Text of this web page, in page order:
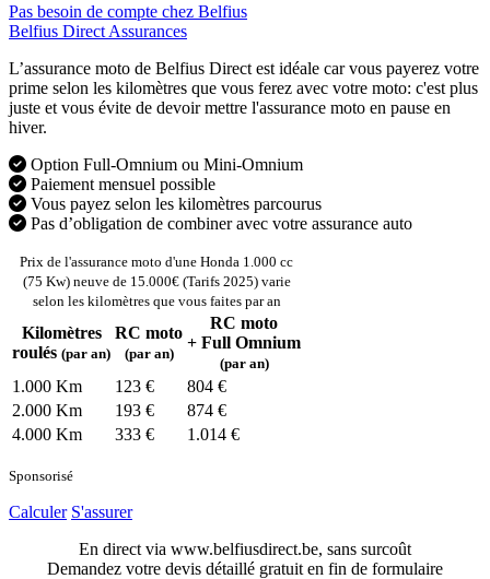
Pas besoin de compte chez Belfius
Belfius Direct Assurances
L’assurance moto de Belfius Direct est idéale car vous payerez votre
prime selon les kilomètres que vous ferez avec votre moto: c'est plus
juste et vous évite de devoir mettre l'assurance moto en pause en
hiver.
Option Full-Omnium ou Mini-Omnium
Paiement mensuel possible
Vous payez selon les kilomètres parcourus
Pas d’obligation de combiner avec votre assurance auto
Prix de l'assurance moto d'une Honda 1.000 cc
(75 Kw) neuve de 15.000€ (Tarifs 2025) varie
selon les kilomètres que vous faites par an
Kilomètres
roulés (par an)
RC moto
(par an)
RC moto
+ Full Omnium
(par an)
1.000 Km 123 €
804 €
2.000 Km
193 €
874 €
4.000 Km
333 € 1.014 €
Sponsorisé
Calculer S'assurer
En direct via www.belfiusdirect.be, sans surcoût
Demandez votre devis détaillé gratuit en fin de formulaire